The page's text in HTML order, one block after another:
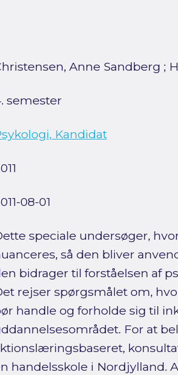
Anne Sandberg ;
semester
Kandidat
08-01
speciale undersøger,
så den bliver
bidrager til forståelsen af
rejser spørgsmålet om,
handle og forholde sig til
For at
handelsskole i Nordjylland.